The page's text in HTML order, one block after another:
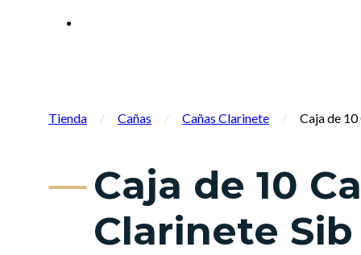
Tienda / Cañas / Cañas Clarinete / Caja de
Caja de 10
Clarinete Sib